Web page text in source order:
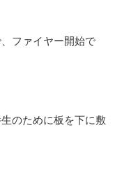
ファイヤー開始で
のために板を下に敷